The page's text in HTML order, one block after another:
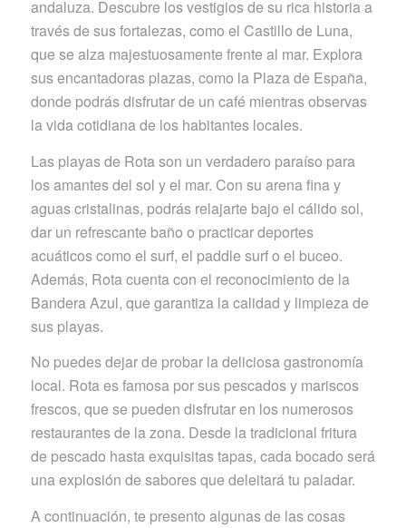
andaluza. Descubre los vestigios de su rica historia a
través de sus fortalezas, como el Castillo de Luna,
que se alza majestuosamente frente al mar. Explora
sus encantadoras plazas, como la Plaza de España,
donde podrás disfrutar de un café mientras observas
la vida cotidiana de los habitantes locales.
Las playas de Rota son un verdadero paraíso para
los amantes del sol y el mar. Con su arena fina y
aguas cristalinas, podrás relajarte bajo el cálido sol,
dar un refrescante baño o practicar deportes
acuáticos como el surf, el paddle surf o el buceo.
Además, Rota cuenta con el reconocimiento de la
Bandera Azul, que garantiza la calidad y limpieza de
sus playas.
No puedes dejar de probar la deliciosa gastronomía
local. Rota es famosa por sus pescados y mariscos
frescos, que se pueden disfrutar en los numerosos
restaurantes de la zona. Desde la tradicional fritura
de pescado hasta exquisitas tapas, cada bocado será
una explosión de sabores que deleitará tu paladar.
A continuación, te presento algunas de las cosas